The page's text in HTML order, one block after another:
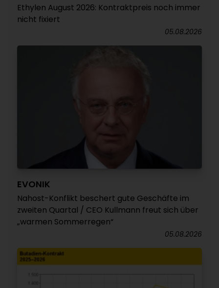
Ethylen August 2026: Kontraktpreis noch immer
nicht fixiert
05.08.2026
EVONIK
Nahost-Konflikt beschert gute Geschäfte im
zweiten Quartal / CEO Kullmann freut sich über
„warmen Sommerregen“
05.08.2026